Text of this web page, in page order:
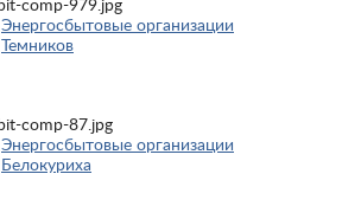
Энергосбытовые организации
Темников
Энергосбытовые организации
Белокуриха